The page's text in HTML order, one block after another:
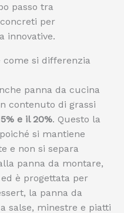
passo tra
per
innovative.
come si differenzia
panna da cucina
contenuto di grassi
e il 20%. Questo la
si mantiene
e non si separa
panna da montare,
è progettata per
la panna da
salse, minestre e piatti